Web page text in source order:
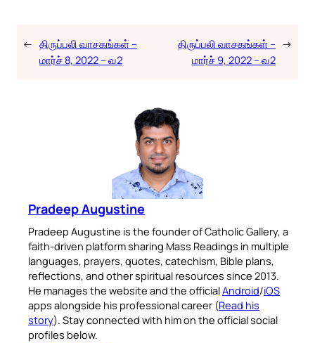
← திருப்பலி வாசகங்கள் –
மார்ச் 8, 2022 – வ2
திருப்பலி வாசகங்கள் –
மார்ச் 9, 2022 – வ2
→
Pradeep Augustine
Pradeep Augustine is the founder of Catholic Gallery, a
faith-driven platform sharing Mass Readings in multiple
languages, prayers, quotes, catechism, Bible plans,
reflections, and other spiritual resources since 2013.
He manages the website and the officialAndroid/iOS
apps alongside his professional career (Read his
story). Stay connected with him on the official social
profiles below.